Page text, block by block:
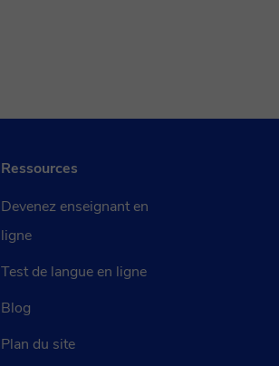
Ressources
Devenez enseignant en
ligne
Test de langue en ligne
Blog
Plan du site